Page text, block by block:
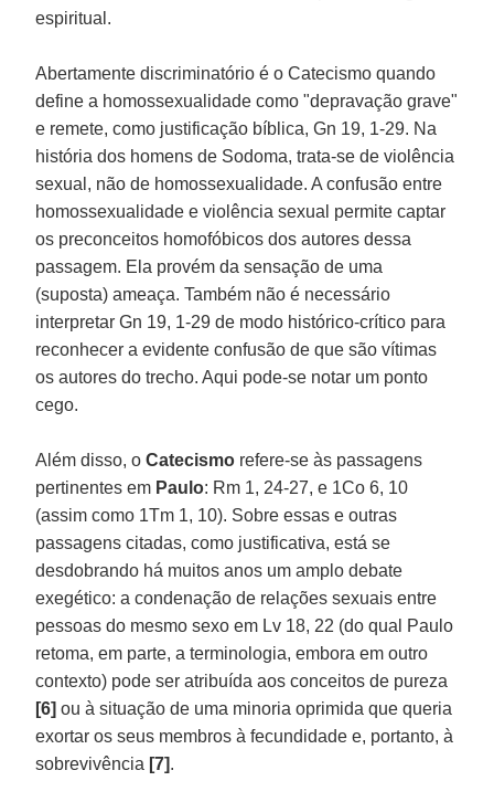
espiritual.
Abertamente discriminatório é o Catecismo quando
define a homossexualidade como "depravação grave"
e remete, como justificação bíblica, Gn 19, 1-29. Na
história dos homens de Sodoma, trata-se de violência
sexual, não de homossexualidade. A confusão entre
homossexualidade e violência sexual permite captar
os preconceitos homofóbicos dos autores dessa
passagem. Ela provém da sensação de uma
(suposta) ameaça. Também não é necessário
interpretar Gn 19, 1-29 de modo histórico-crítico para
reconhecer a evidente confusão de que são vítimas
os autores do trecho. Aqui pode-se notar um ponto
cego.
Além disso, oCatecismo refere-se às passagens
pertinentes em Paulo: Rm 1, 24-27, e 1Co 6, 10
(assim como 1Tm 1, 10). Sobre essas e outras
passagens citadas, como justificativa, está se
desdobrando há muitos anos um amplo debate
exegético: a condenação de relações sexuais entre
pessoas do mesmo sexo em Lv 18, 22 (do qual Paulo
retoma, em parte, a terminologia, embora em outro
contexto) pode ser atribuída aos conceitos de pureza
[6] ou à situação de uma minoria oprimida que queria
exortar os seus membros à fecundidade e, portanto, à
sobrevivência [7].